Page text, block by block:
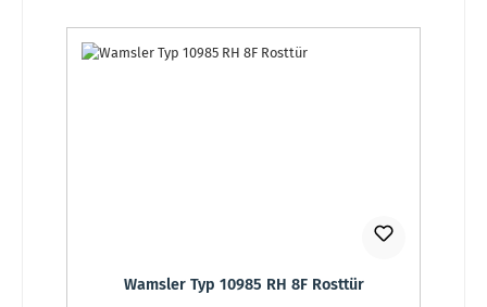
Wamsler Typ 10985 RH 8F Rosttür